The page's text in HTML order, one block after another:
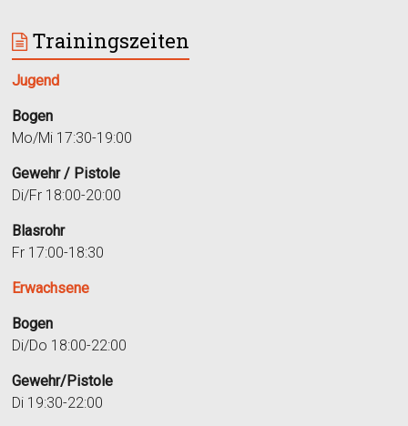
Trainingszeiten
Jugend
Bogen
Mo/Mi 17:30-19:00
Gewehr / Pistole
Di/Fr 18:00-20:00
Blasrohr
Fr 17:00-18:30
Erwachsene
Bogen
Di/Do 18:00-22:00
Gewehr/Pistole
Di 19:30-22:00